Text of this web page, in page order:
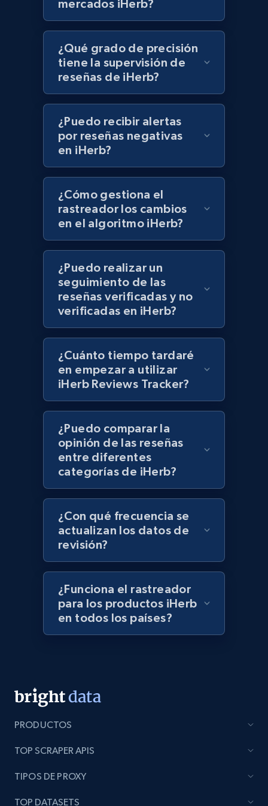
1.1K+ 149+ Comenzar ahora
Lowes.com
URL, Domain, Marketplace pn, Sku, Other pn,
Model number, Gtin ean pn, Product name, and
991+ 162+
Lowes.com - Gather data on products using
specified keywords
URL, Domain, Marketplace pn, Sku, Other pn,
Model number, Gtin ean pn, Product name, and
162+ Comenzar ahora
Lowes.com - Collect records by category
URL, Domain, Marketplace pn, Sku, Other pn,
Model number, Gtin ean pn, Product name, and
more.
991+ 162+ Comenzar ahora
Lazada - Products
URL, Title, Rating, Reviews, Initial price, Final
price, Currency, Stock, and more.
Lazada - Products - Discover products by
keyword
988+ 160+
category URL or brand URL
mercados iHerb?
¿Qué grado de precisión
tiene la supervisión de
reseñas de iHerb?
¿Puedo recibir alertas
por reseñas negativas
en iHerb?
¿Cómo gestiona el
rastreador los cambios
en el algoritmo iHerb?
¿Puedo realizar un
seguimiento de las
reseñas verificadas y no
verificadas en iHerb?
¿Cuánto tiempo tardaré
en empezar a utilizar
iHerb Reviews Tracker?
¿Puedo comparar la
opinión de las reseñas
entre diferentes
categorías de iHerb?
¿Con qué frecuencia se
actualizan los datos de
revisión?
¿Funciona el rastreador
para los productos iHerb
en todos los países?
PRODUCTOS
TOP SCRAPER APIS
TIPOS DE PROXY
TOP DATASETS